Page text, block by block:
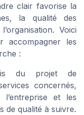
clair favorise la
la qualité des
Voici
accompagner les
:
du projet de
concernés,
et les
de qualité à suivre.